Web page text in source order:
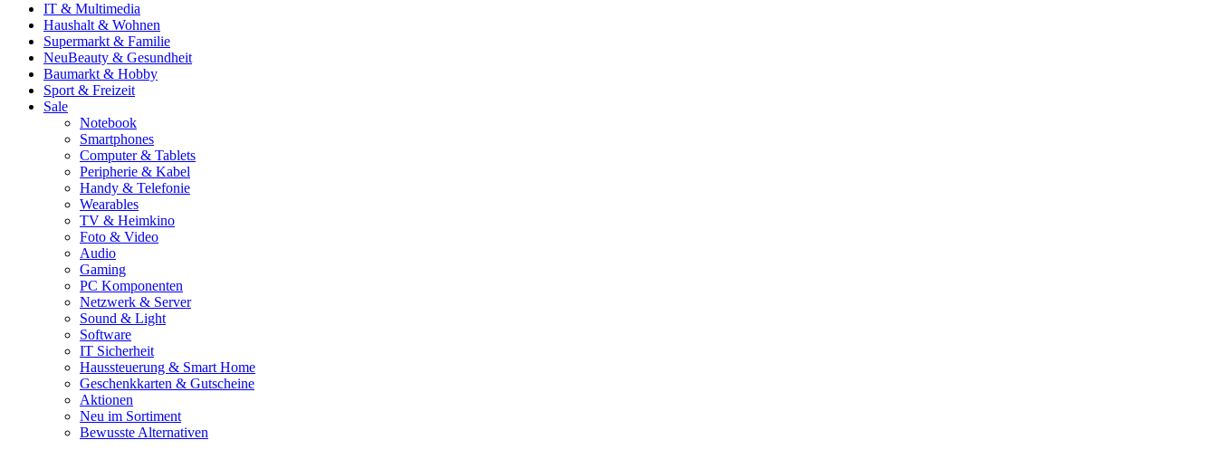
IT & Multimedia
Haushalt & Wohnen
Supermarkt & Familie
NeuBeauty & Gesundheit
Baumarkt & Hobby
Sport & Freizeit
Sale
Notebook
Smartphones
Computer & Tablets
Peripherie & Kabel
Handy & Telefonie
Wearables
TV & Heimkino
Foto & Video
Audio
Gaming
PC Komponenten
Netzwerk & Server
Sound & Light
Software
IT Sicherheit
Haussteuerung & Smart Home
Geschenkkarten & Gutscheine
Aktionen
Neu im Sortiment
Bewusste Alternativen